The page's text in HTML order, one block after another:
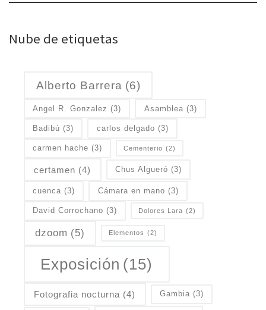
Nube de etiquetas
Alberto Barrera (6)
Angel R. Gonzalez (3) Asamblea (3)
Badibú (3) carlos delgado (3)
carmen hache (3) Cementerio (2)
certamen (4) Chus Algueró (3)
cuenca (3) Cámara en mano (3)
David Corrochano (3) Dolores Lara (2)
dzoom (5) Elementos (2)
Exposición (15)
Fotografia nocturna (4) Gambia (3)